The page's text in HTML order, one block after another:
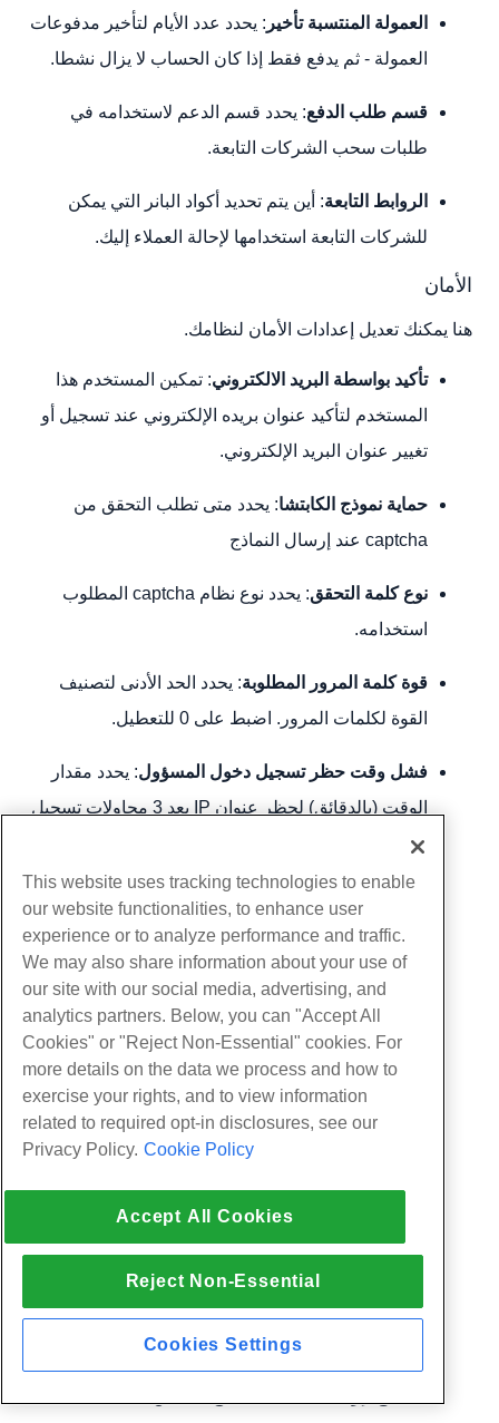
العمولة المنتسبة تأخير : يحدد عدد الأيام لتأخير مدفوعات
العمولة - ثم يدفع فقط إذا كان الحساب لا يزال نشطا.
قسم طلب الدفع: يحدد قسم الدعم لاستخدامه في
طلبات سحب الشركات التابعة.
الروابط التابعة: أين يتم تحديد أكواد البانر التي يمكن
للشركات التابعة استخدامها لإحالة العملاء إليك.
الأمان
هنا يمكنك تعديل إعدادات الأمان لنظامك.
تأكيد بواسطة البريد الالكتروني: تمكين المستخدم هذا
المستخدم لتأكيد عنوان بريده الإلكتروني عند تسجيل أو
تغيير عنوان البريد الإلكتروني.
حماية نموذج الكابتشا: يحدد متى تطلب التحقق من
captcha عند إرسال النماذج
نوع كلمة التحقق
: يحدد نوع نظام captcha المطلوب
استخدامه.
قوة كلمة المرور المطلوبة: يحدد الحد الأدنى لتصنيف
القوة لكلمات المرور. اضبط على 0 للتعطيل.
فشل وقت حظر تسجيل دخول المسؤول: يحدد مقدار
الوقت (بالدقائق) لحظر عنوان IP بعد 3 محاولات تسجيل
دخول فاشلة. اضبط على 0 للتعطيل.
IP المعفاة من الحظر بسبب محاولات تسجيل الدخول
غير الصالحة.
إشعار فشل تسجيل دخول IP المدرج في القائمة البيضاء
:
يؤدي تفعيل هذا إلى إرسال إشعارات فشل تسجيل
الدخول لعناوين IP المدرجة في القائمة البيضاء.
تعطيل إعادة تعيين كلمة مرور المسؤول : يؤدي تمكين
تسجيل دخول المسؤول.
تعطيل تخزين بطاقة الائتمان
: لن يتم تخزين تفاصيل
بطاقة الائتمان للعملاء في قاعدة البيانات مع تمكين
هذا.تحذير: سيحذف هذا أي بيانات بطاقة ائتمان موجودة.
This website uses tracking technologies to enable
our website functionalities, to enhance user
experience or to analyze performance and traffic.
We may also share information about your use of
our site with our social media, advertising, and
analytics partners. Below, you can "Accept All
Cookies" or "Reject Non-Essential" cookies. For
more details on the data we process and how to
exercise your rights, and to view information
related to required opt-in disclosures, see our
Privacy Policy. Cookie Policy
Accept All Cookies
Reject Non-Essential
Cookies Settings